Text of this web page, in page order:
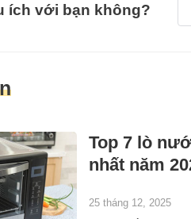
ích với bạn không?
Top 7 lò
nhất năm
25 tháng 12, 2025